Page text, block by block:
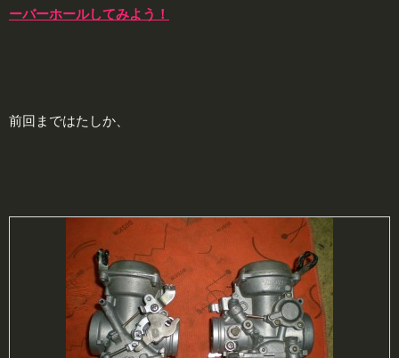
ーバーホールしてみよう！
前回まではたしか、